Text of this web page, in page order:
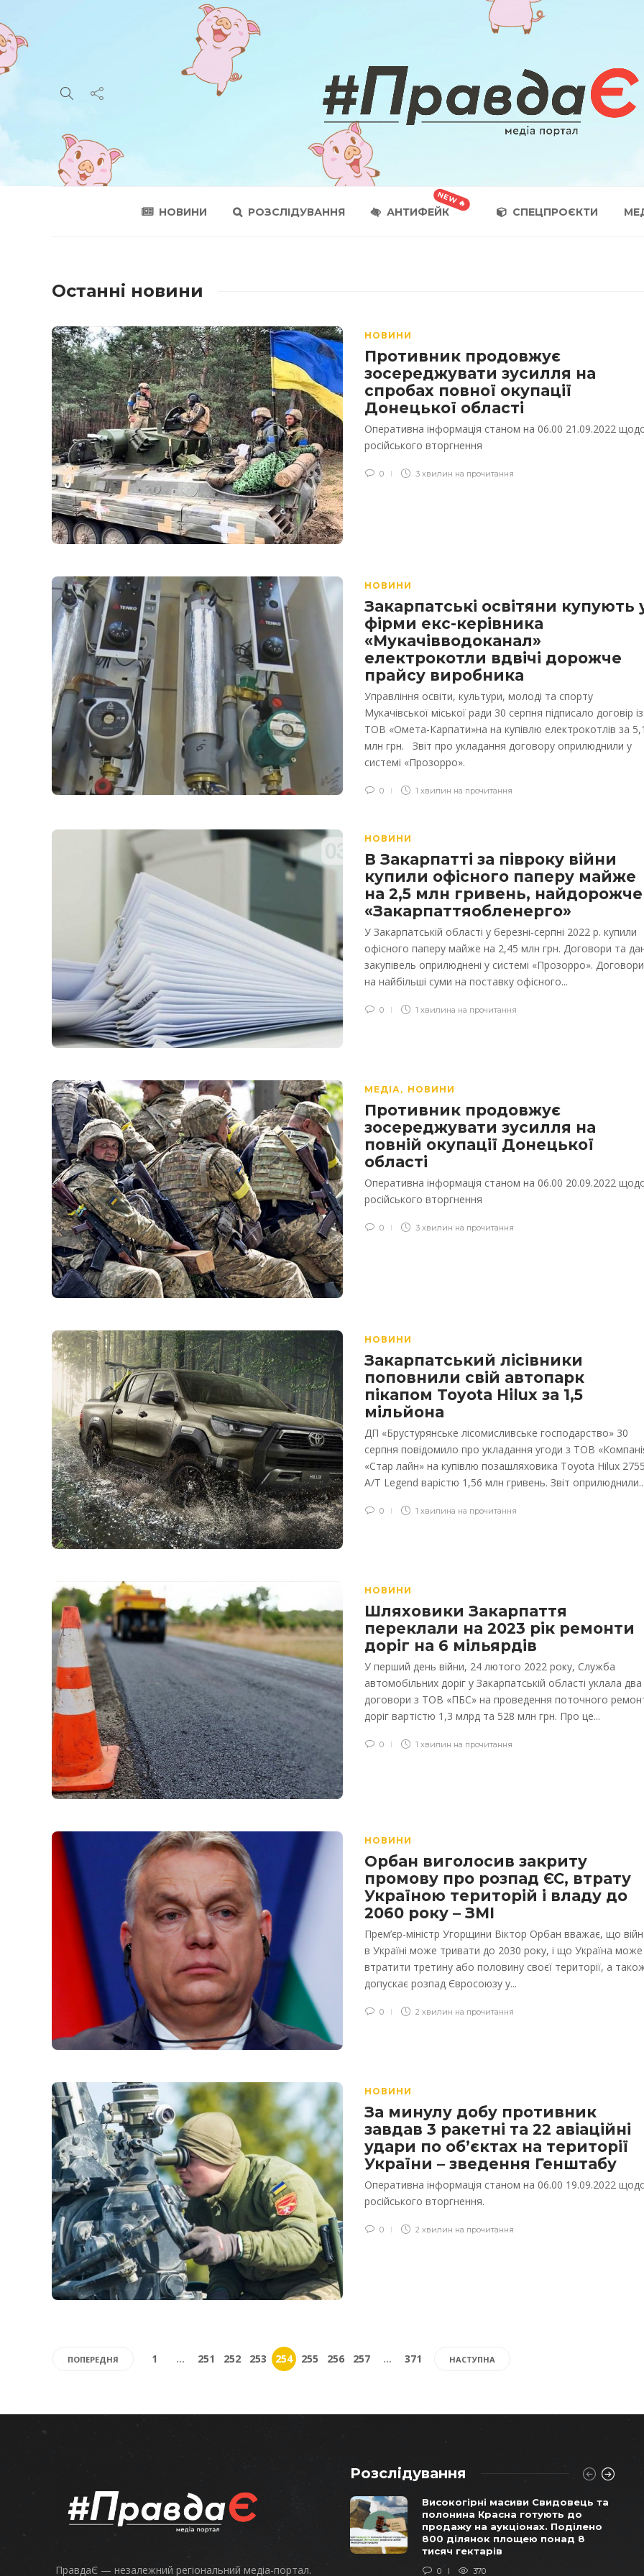
НОВИНИ РОЗСЛІДУВАННЯ АНТИФЕЙК СПЕЦПРОЄКТИ
Останні новини
НОВИНИ
Противник продовжує
зосереджувати зусилля на
спробах повної окупації
Донецької області
Оперативна інформація станом на 06.00 21.09.2022
російського вторгнення
0 3 хвилин на прочитання
НОВИНИ
Закарпатські освітяни купують
фірми екс-керівника
«Мукачівводоканал»
електрокотли вдвічі дорожче
прайсу виробника
Управління освіти, культури, молоді та спорту
Мукачівської міської ради 30 серпня підписало договір із
ТОВ «Омета-Карпати»на на купівлю електрокотлів за
млн грн. Звіт про укладання договору оприлюднили у
системі «Прозорро».
0 1 хвилин на прочитання
НОВИНИ
В Закарпатті за півроку війни
купили офісного паперу майже
на 2,5 млн гривень, найдорожче
«Закарпаттяобленерго»
У Закарпатській області у березні-серпні 2022 р. купили
офісного паперу майже на 2,45 млн грн. Договори та
закупівель оприлюднені у системі «Прозорро». Договори
на найбільші суми на поставку офісного...
0 1 хвилина на прочитання
МЕДІА , НОВИНИ
Противник продовжує
зосереджувати зусилля на
повній окупації Донецької
області
Оперативна інформація станом на 06.00 20.09.2022
російського вторгнення
0 3 хвилин на прочитання
НОВИНИ
Закарпатський лісівники
поповнили свій автопарк
пікапом Toyota Hilux за 1,5
мільйона
ДП «Брустурянське лісомисливське господарство» 30
серпня повідомило про укладання угоди з ТОВ
«Стар лайн» на купівлю позашляховика Toyota Hilux
A/T Legend варістю 1,56 млн гривень. Звіт
0 1 хвилина на прочитання
НОВИНИ
Шляховики Закарпаття
переклали на 2023 рік ремонти
доріг на 6 мільярдів
У перший день війни, 24 лютого 2022 року, Служба
автомобільних доріг у Закарпатській області уклала два
договори з ТОВ «ПБС» на проведення поточного
доріг вартістю 1,3 млрд та 528 млн грн. Про це...
0 1 хвилин на прочитання
НОВИНИ
Орбан виголосив закриту
промову про розпад ЄС, втрату
Україною територій і владу до
2060 року – ЗМІ
Прем’єр-міністр Угорщини Віктор Орбан вважає, що
в Україні може тривати до 2030 року, і що Україна може
втратити третину або половину своєї території, а
допускає розпад Євросоюзу у...
0 2 хвилин на прочитання
НОВИНИ
За минулу добу противник
завдав 3 ракетні та 22 авіаційні
удари по об’єктах на території
України – зведення Генштабу
Оперативна інформація станом на 06.00 19.09.2022
російського вторгнення.
0 2 хвилин на прочитання
ПОПЕРЕДНЯ 1 … 251 252 253 254 255 256 257 … 371 НАСТУПНА
ПравдаЄ — незалежний регіональний медіа-портал.
Розслідування
Високогірні масиви Свидовець та
полонина Красна готують до
продажу на аукціонах. Поділено
800 ділянок площею понад 8
тисяч гектарів
0 370